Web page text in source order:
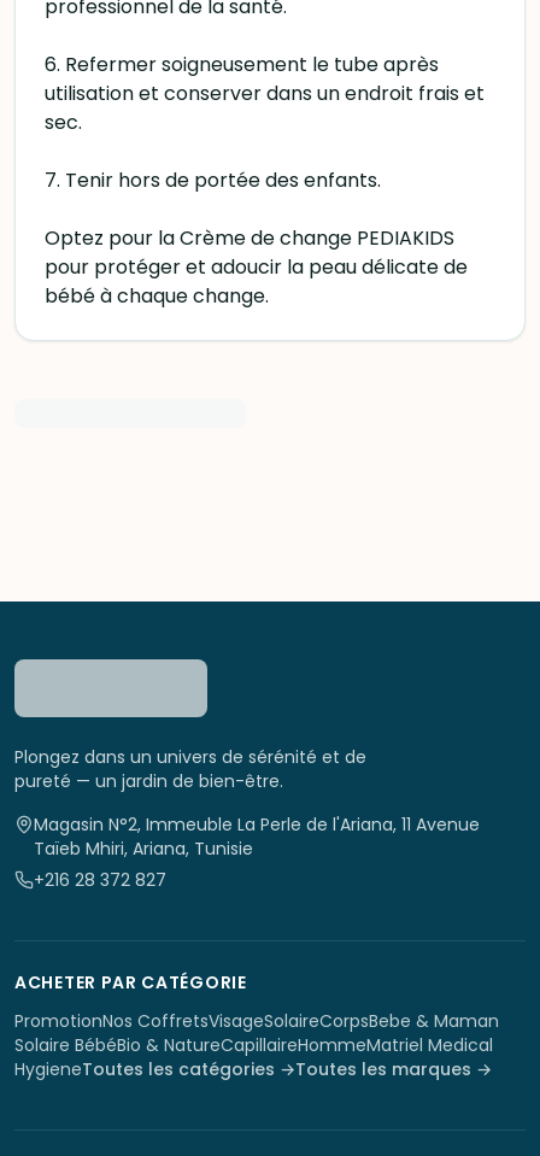
professionnel de la santé.
6. Refermer soigneusement le tube après
utilisation et conserver dans un endroit frais et
sec.
7. Tenir hors de portée des enfants.
Optez pour la Crème de change PEDIAKIDS
pour protéger et adoucir la peau délicate de
bébé à chaque change.
Plongez dans un univers de sérénité et de
pureté — un jardin de bien-être.
Magasin N°2, Immeuble La Perle de l'Ariana, 11 Avenue
Taïeb Mhiri, Ariana, Tunisie
+216 28 372 827
ACHETER PAR CATÉGORIE
PromotionNos CoffretsVisageSolaireCorpsBebe & Maman
Solaire BébéBio & NatureCapillaireHommeMatriel Medical
HygieneToutes les catégories →Toutes les marques →